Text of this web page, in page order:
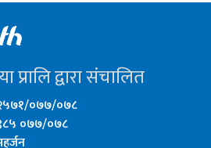
द्वारा संचालित
०७७/०७८
०७७/०७८